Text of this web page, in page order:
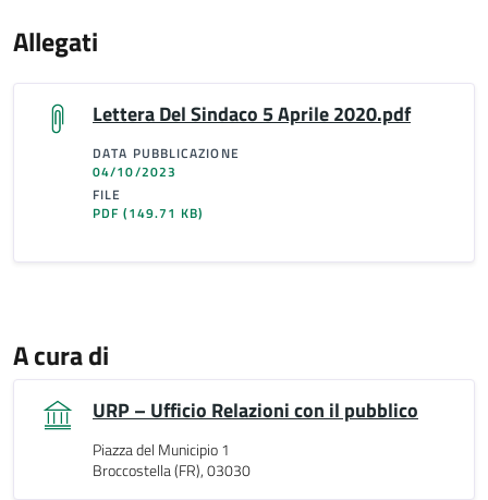
Allegati
Lettera Del Sindaco 5 Aprile 2020.pdf
DATA PUBBLICAZIONE
04/10/2023
FILE
PDF(149.71 KB)
A cura di
URP – Ufficio Relazioni con il pubblico
Piazza del Municipio 1
Broccostella (FR), 03030